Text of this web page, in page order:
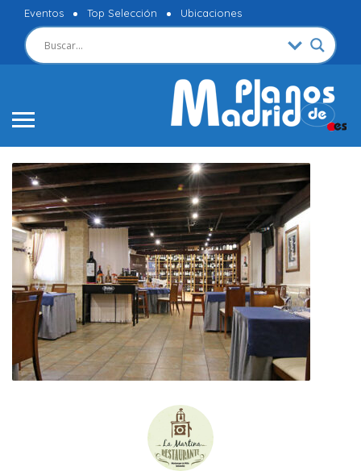
Eventos Top Selección Ubicaciones